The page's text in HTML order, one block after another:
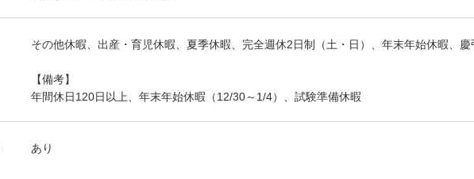
その他休暇、出産・育児休暇、夏季休暇、完全週休2日制（土・日）、年末年始休暇、
【備考】
年間休日120日以上、年末年始休暇（12/30～1/4）、試験準備休暇
あり